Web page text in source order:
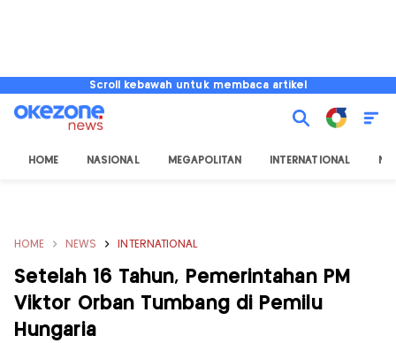
Scroll kebawah untuk membaca artikel
HOME NASIONAL MEGAPOLITAN INTERNATIONAL
HOME NEWS INTERNATIONAL
Setelah 16 Tahun, Pemerintahan PM
Viktor Orban Tumbang di Pemilu
Hungaria